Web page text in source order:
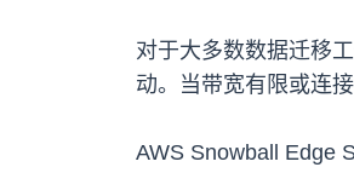
对于大多数数据迁移
动。当带宽有限或连
AWS Snowball Edge